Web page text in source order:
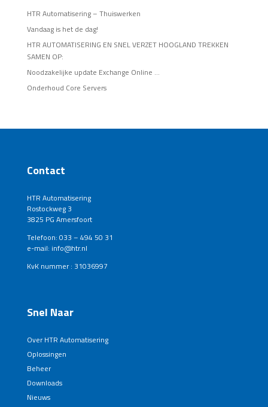
HTR Automatisering – Thuiswerken
Vandaag is het de dag!
HTR AUTOMATISERING EN SNEL VERZET HOOGLAND TREKKEN
SAMEN OP:
Noodzakelijke update Exchange Online …
Onderhoud Core Servers
Contact
HTR Automatisering
Rostockweg 3
3825 PG Amersfoort
Telefoon: 033 – 494 50 31
e-mail: info@htr.nl
KvK nummer : 31036997
Snel Naar
Over HTR Automatisering
Oplossingen
Beheer
Downloads
Nieuws